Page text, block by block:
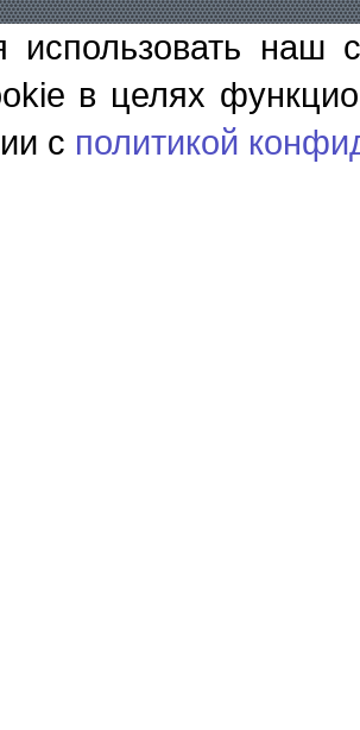
использовать наш
в целях
с политикой